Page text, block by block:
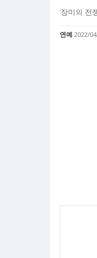
‘장미의 전
연예 2022/